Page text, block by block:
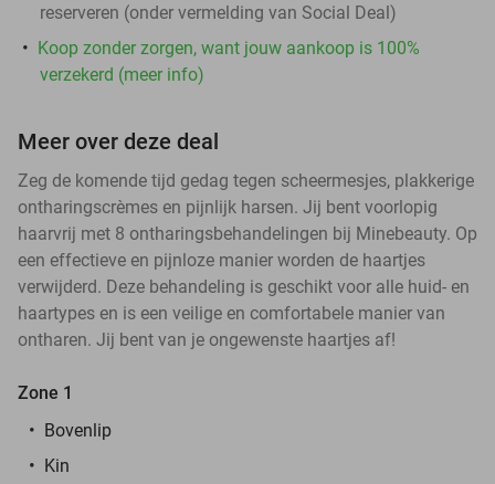
reserveren (onder vermelding van Social Deal)
Koop zonder zorgen, want jouw aankoop is 100%
verzekerd (meer info)
Meer over deze deal
Zeg de komende tijd gedag tegen scheermesjes, plakkerige
ontharingscrèmes en pijnlijk harsen. Jij bent voorlopig
haarvrij met 8 ontharingsbehandelingen bij Minebeauty. Op
een effectieve en pijnloze manier worden de haartjes
verwijderd. Deze behandeling is geschikt voor alle huid- en
haartypes en is een veilige en comfortabele manier van
ontharen. Jij bent van je ongewenste haartjes af!
Zone 1
Bovenlip
Kin